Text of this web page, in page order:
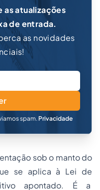
as atualizações
de entrada.
as novidades
spam. Privacidade
sob o manto do
se aplica à Lei de
apontado. É a